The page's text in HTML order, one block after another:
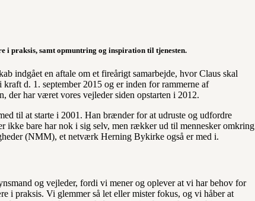
i praksis, samt opmuntring og inspiration til tjenesten.
indgået en aftale om et fireårigt samarbejde, hvor Claus skal
d. 1. september 2015 og er inden for rammerne af
har været vores vejleder siden opstarten i 2012.
til at starte i 2001. Han brænder for at udruste og udfordre
ikke bare har nok i sig selv, men rækker ud til mennesker omkring
(NMM), et netværk Herning Bykirke også er med i.
og vejleder, fordi vi mener og oplever at vi har behov for
i praksis. Vi glemmer så let eller mister fokus, og vi håber at